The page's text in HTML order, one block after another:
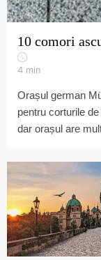
10 comori
4 min
Orașul german
pentru corturile
dar orașul are